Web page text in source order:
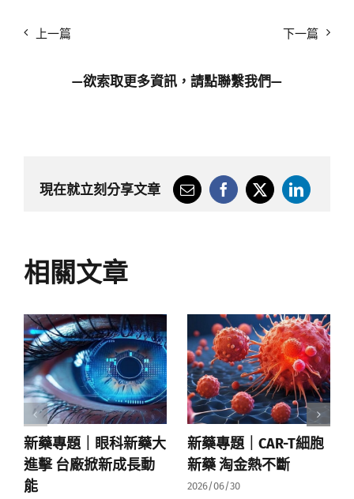
上一篇 下一篇
—欲索取更多資訊，請點聯繫我們—
現在就立刻分享文章
相關文章
新藥專題｜眼科新藥大
進擊 台廠掀新成長動
能
新藥專題｜CAR-T細胞
新藥 淘金熱不斷
2026/06/30